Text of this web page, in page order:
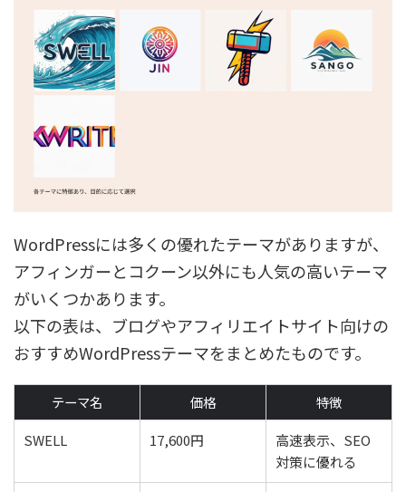
WordPressには多くの優れたテーマがありますが、
アフィンガーとコクーン以外にも人気の高いテーマ
がいくつかあります。
以下の表は、ブログやアフィリエイトサイト向けの
おすすめWordPressテーマをまとめたものです。
テーマ名 価格
特徴
SWELL
17,600円
高速表示、SEO
対策に優れる